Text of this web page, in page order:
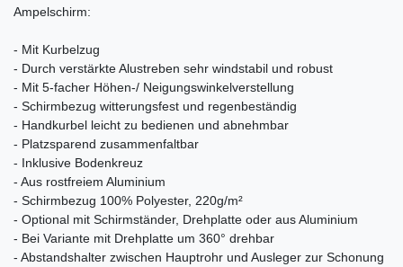
Ampelschirm:
- Mit Kurbelzug
- Durch verstärkte Alustreben sehr windstabil und robust
- Mit 5-facher Höhen-/ Neigungswinkelverstellung
- Schirmbezug witterungsfest und regenbeständig
- Handkurbel leicht zu bedienen und abnehmbar
- Platzsparend zusammenfaltbar
- Inklusive Bodenkreuz
- Aus rostfreiem Aluminium
- Schirmbezug 100% Polyester, 220g/m²
- Optional mit Schirmständer, Drehplatte oder aus Aluminium
- Bei Variante mit Drehplatte um 360° drehbar
- Abstandshalter zwischen Hauptrohr und Ausleger zur Schonung